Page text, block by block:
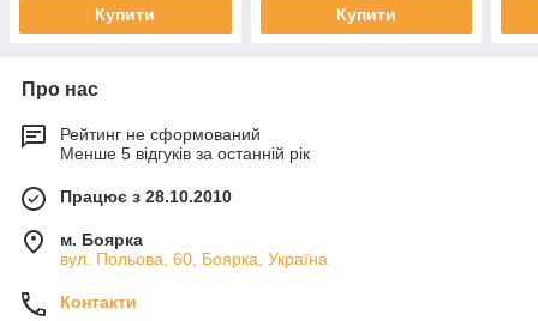
Купити Купити
Про нас
Рейтинг не сформований
Менше 5 відгуків за останній рік
Працює з 28.10.2010
м. Боярка
вул. Польова, 60, Боярка, Україна
Контакти